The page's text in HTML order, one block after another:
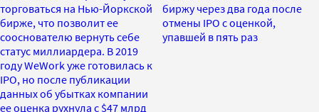
торговаться на Нью-Йоркской
бирже, что позволит ее
сооснователю вернуть себе
статус миллиардера. В 2019
году WeWork уже готовилась к
IPO, но после публикации
данных об убытках компании
ее оценка рухнула с $47 млрд
биржу через два года после
отмены IPO с оценкой,
упавшей в пять раз